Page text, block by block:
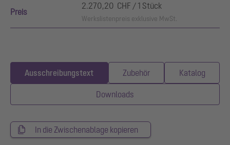
Preis
2.270,20 CHF / 1 Stück
Werkslistenpreis exklusive MwSt.
Ausschreibungstext Zubehör Katalog
Downloads
In die Zwischenablage kopieren